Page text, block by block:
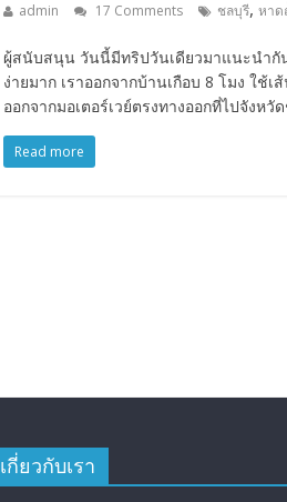
admin 17 Comments ชลบุรี, หาด
ผู้สนับสนุน วันนี้มีทริปวันเดียวมาแนะนำกั
ง่ายมาก เราออกจากบ้านเกือบ 8 โมง ใช้
ออกจากมอเตอร์เวย์ตรงทางออกที่ไปจังห
Read more
เกี่ยวกับเรา